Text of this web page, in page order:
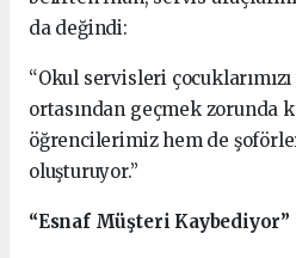
da değindi:
“Okul servisleri
ortasından geçmek zorunda
öğrencilerimiz hem de
oluşturuyor.”
“Esnaf Müşteri Kaybediyor”